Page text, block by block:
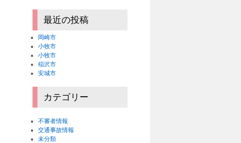
最近の投稿
岡崎市
小牧市
小牧市
稲沢市
安城市
カテゴリー
不審者情報
交通事故情報
未分類